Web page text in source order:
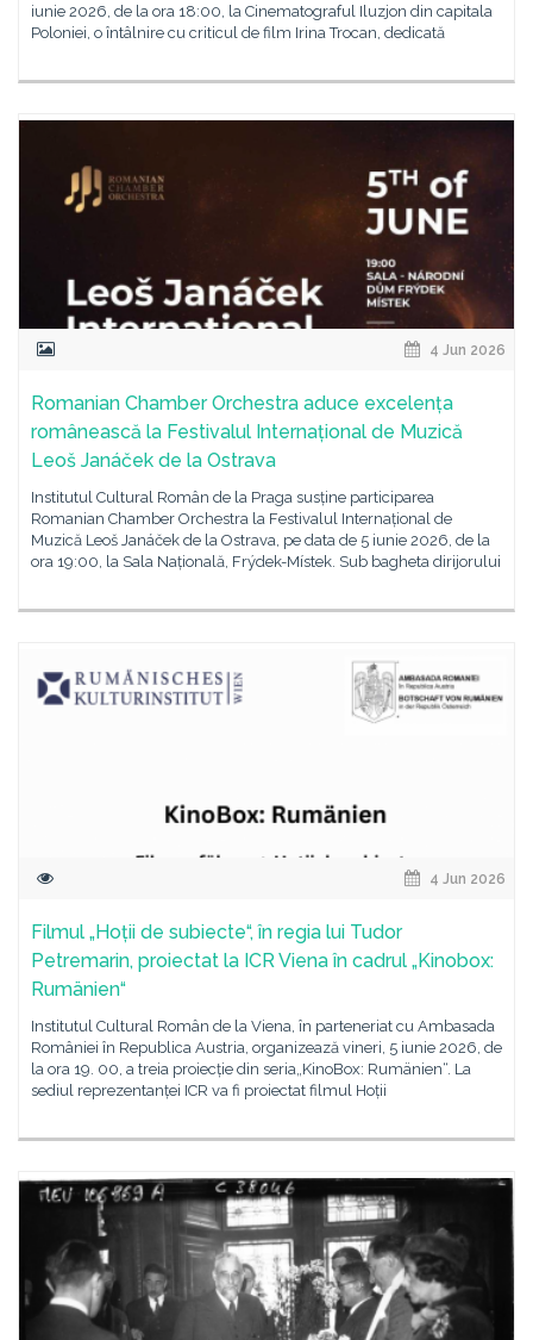
iunie 2026, de la ora 18:00, la Cinematograful Iluzjon din capitala
Poloniei, o întâlnire cu criticul de film Irina Trocan, dedicată
4 Jun 2026
Romanian Chamber Orchestra aduce excelența
românească la Festivalul Internațional de Muzică
Leoš Janáček de la Ostrava
Institutul Cultural Român de la Praga susține participarea
Romanian Chamber Orchestra la Festivalul Internațional de
Muzică Leoš Janáček de la Ostrava, pe data de 5 iunie 2026, de la
ora 19:00, la Sala Națională, Frýdek-Místek. Sub bagheta dirijorului
4 Jun 2026
Filmul „Hoții de subiecte“, în regia lui Tudor
Petremarin, proiectat la ICR Viena în cadrul „Kinobox:
Rumänien“
Institutul Cultural Român de la Viena, în parteneriat cu Ambasada
României în Republica Austria, organizează vineri, 5 iunie 2026, de
la ora 19. 00, a treia proiecție din seria„KinoBox: Rumänien“. La
sediul reprezentanței ICR va fi proiectat filmul Hoții